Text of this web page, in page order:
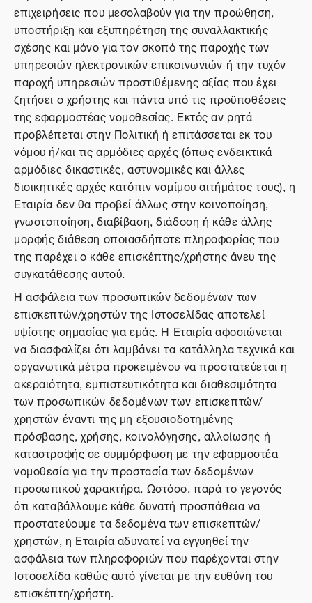
επιχειρήσεις που μεσολαβούν για την προώθηση,
υποστήριξη και εξυπηρέτηση της συναλλακτικής
σχέσης και μόνο για τον σκοπό της παροχής των
υπηρεσιών ηλεκτρονικών επικοινωνιών ή την τυχόν
παροχή υπηρεσιών προστιθέμενης αξίας που έχει
ζητήσει ο χρήστης και πάντα υπό τις προϋποθέσεις
της εφαρμοστέας νομοθεσίας. Εκτός αν ρητά
προβλέπεται στην Πολιτική ή επιτάσσεται εκ του
νόμου ή/και τις αρμόδιες αρχές (όπως ενδεικτικά
αρμόδιες δικαστικές, αστυνομικές και άλλες
διοικητικές αρχές κατόπιν νομίμου αιτήμάτος τους), η
Εταιρία δεν θα προβεί άλλως στην κοινοποίηση,
γνωστοποίηση, διαβίβαση, διάδοση ή κάθε άλλης
μορφής διάθεση οποιασδήποτε πληροφορίας που
της παρέχει ο κάθε επισκέπτης/χρήστης άνευ της
συγκατάθεσης αυτού.
Η ασφάλεια των προσωπικών δεδομένων των
επισκεπτών/χρηστών της Ιστοσελίδας αποτελεί
υψίστης σημασίας για εμάς. Η Εταιρία αφοσιώνεται
να διασφαλίζει ότι λαμβάνει τα κατάλληλα τεχνικά και
οργανωτικά μέτρα προκειμένου να προστατεύεται η
ακεραιότητα, εμπιστευτικότητα και διαθεσιμότητα
των προσωπικών δεδομένων των επισκεπτών/
χρηστών έναντι της μη εξουσιοδοτημένης
πρόσβασης, χρήσης, κοινολόγησης, αλλοίωσης ή
καταστροφής σε συμμόρφωση με την εφαρμοστέα
νομοθεσία για την προστασία των δεδομένων
προσωπικού χαρακτήρα. Ωστόσο, παρά το γεγονός
ότι καταβάλλουμε κάθε δυνατή προσπάθεια να
προστατεύουμε τα δεδομένα των επισκεπτών/
χρηστών, η Εταιρία αδυνατεί να εγγυηθεί την
ασφάλεια των πληροφοριών που παρέχονται στην
Ιστοσελίδα καθώς αυτό γίνεται με την ευθύνη του
επισκέπτη/χρήστη.